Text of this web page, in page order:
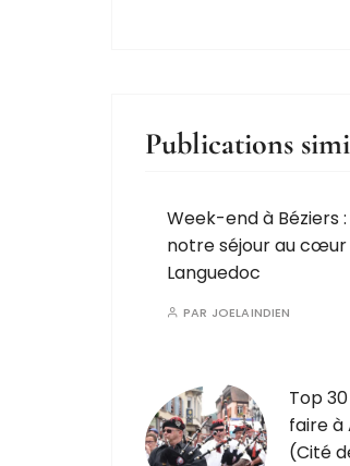
Publications
Week-end à Béziers :
notre séjour au cœur
Languedoc
PAR JOELAINDIEN
Top
faire à
(Cité